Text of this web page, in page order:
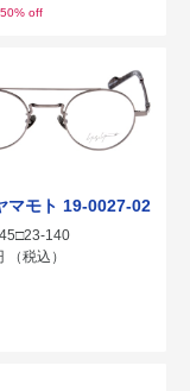
50% off
マモト 19-0027-02
140
（税込）